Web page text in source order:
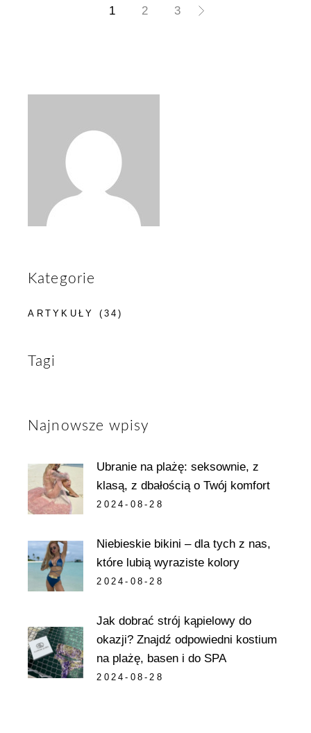
Stronicowanie
1 2 3
Kategorie
ARTYKUŁY (34)
Tagi
Najnowsze wpisy
Ubranie na plażę: seksownie, z
klasą, z dbałością o Twój komfort
2024-08-28
Niebieskie bikini – dla tych z nas,
które lubią wyraziste kolory
2024-08-28
Jak dobrać strój kąpielowy do
okazji? Znajdź odpowiedni kostium
na plażę, basen i do SPA
2024-08-28